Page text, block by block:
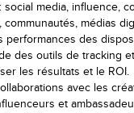
social media, influence,
communautés, médias
performances des
des outils de tracking
les résultats et le ROI.
avec les
et